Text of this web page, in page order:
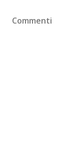
Commenti